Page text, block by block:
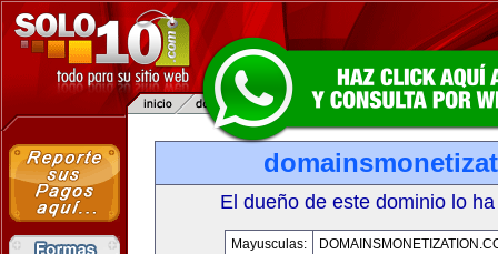
El dueño de este dominio lo
Mayusculas: